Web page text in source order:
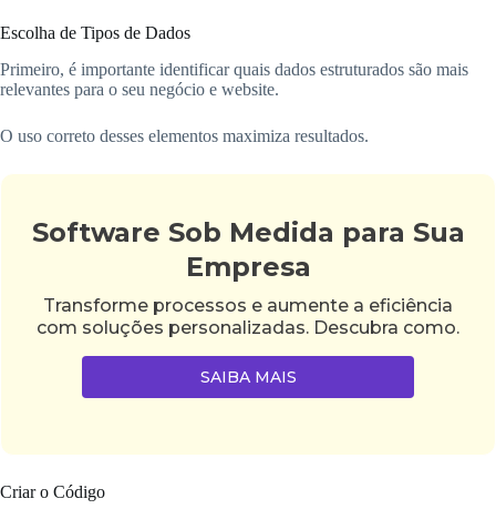
Escolha de Tipos de Dados
Primeiro, é importante identificar quais dados estruturados são mais
relevantes para o seu negócio e website.
O uso correto desses elementos maximiza resultados.
Software Sob Medida para Sua
Empresa
Transforme processos e aumente a eficiência
com soluções personalizadas. Descubra como.
SAIBA MAIS
Criar o Código